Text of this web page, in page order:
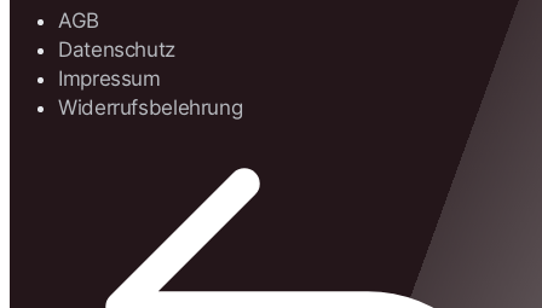
AGB
Datenschutz
Impressum
Widerrufsbelehrung